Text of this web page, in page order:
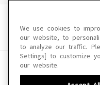
We use cookies to
our website, to
to analyze our traffic.
Settings] to customize
our website.